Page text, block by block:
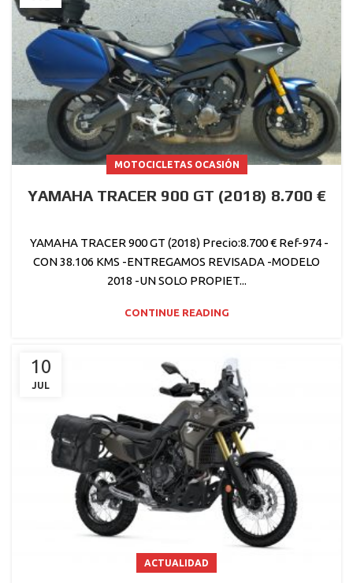
MOTOCICLETAS OCASIÓN
YAMAHA TRACER 900 GT (2018) 8.700 €
YAMAHA TRACER 900 GT (2018) Precio:8.700 € Ref-974 -
CON 38.106 KMS -ENTREGAMOS REVISADA -MODELO
2018 -UN SOLO PROPIET...
CONTINUE READING
10
JUL
ACTUALIDAD